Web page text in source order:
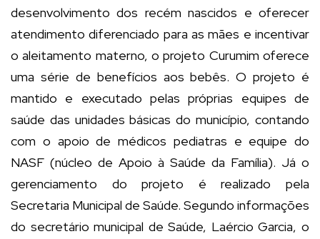
desenvolvimento dos recém nascidos e oferecer
atendimento diferenciado para as mães e incentivar
o aleitamento materno, o projeto Curumim oferece
uma série de benefícios aos bebês. O projeto é
mantido e executado pelas próprias equipes de
saúde das unidades básicas do município, contando
com o apoio de médicos pediatras e equipe do
NASF (núcleo de Apoio à Saúde da Família). Já o
gerenciamento do projeto é realizado pela
Secretaria Municipal de Saúde. Segundo informações
do secretário municipal de Saúde, Laércio Garcia, o